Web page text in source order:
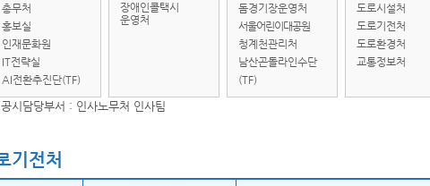
총무처
홍보실
인재문화원
IT전략실
AI전환추진단(TF)
장애인콜택시
운영처
돔경기장운영처
서울어린이대공원
청계천관리처
남산곤돌라인수단
(TF)
도로시설처
도로기전처
도로환경처
교통정보처
시담당부서 : 인사노무처 인사팀
기전처